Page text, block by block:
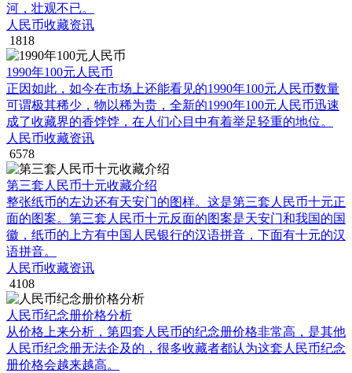
河，壮观不已。
人民币收藏资讯
1818
1990年100元人民币
正因如此，如今在市场上还能看见的1990年100元人民币数量
可谓极其稀少，物以稀为贵，全新的1990年100元人民币迅速
成了收藏界的香饽饽，在人们心目中有着举足轻重的地位。
人民币收藏资讯
6578
第三套人民币十元收藏介绍
整张纸币的左边还有天安门的图样。这是第三套人民币十元正
面的图案。第三套人民币十元反面的图案是天安门和我国的国
徽，纸币的上方有中国人民银行的汉语拼音，下面有十元的汉
语拼音。
人民币收藏资讯
4108
人民币纪念册价格分析
从价格上来分析，第四套人民币的纪念册价格非常高，是其他
人民币纪念册无法企及的，很多收藏者都认为这套人民币纪念
册价格会越来越高。